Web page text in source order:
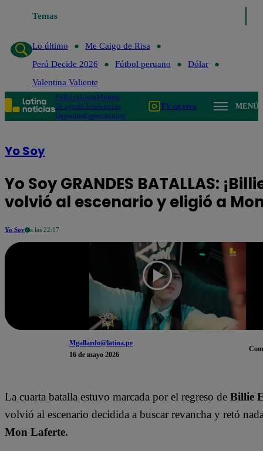
Temas
Me Caigo de Risa
Lo último
Me Caigo de Risa
Perú Decide 2026
Fútbol peruano
Dólar
Valentina Valiente
PolíticaLimaMundo
Te ayudoTendencias
DeportesEspectáculos
TV en vivo MENÚ
Yo Soy
Yo Soy GRANDES BATALLAS:
volvió al escenario y eligió a
Yo Soy a las 22:17
Mgallardo@latina.pe
16 de mayo 2026
La cuarta batalla estuvo marcada por el regreso de Billie
volvió al escenario decidida a buscar revancha y retó
Mon Laferte.